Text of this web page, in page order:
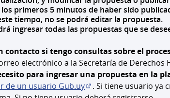
los primeros 5 minutos de haber sido
tiempo, no se podrá editar la propuesta.
ingresar todas las propuestas que se
contacto si tengo consultas sobre el
electrónico a la Secretaría de Derechos
para ingresar una propuesta en la
de un usuario Gub.uy
(Abrir en una pestaña
. Si tiene usuario ya